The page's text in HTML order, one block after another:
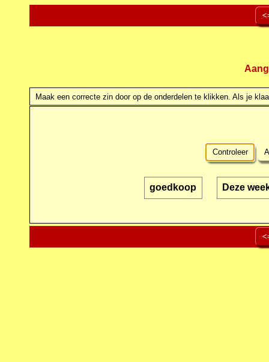
Maak een correcte zin door op de onderdelen te klikken. Als je
Controleer
goedkoop Deze